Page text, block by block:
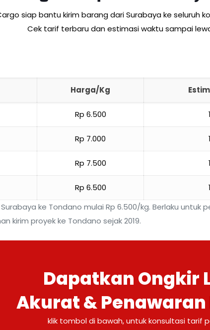
siap bantu kirim barang dari Surabaya ke seluruh
Cek tarif terbaru dan estimasi waktu sampai
ke Tondano mulai Rp 6.500/kg. Berlaku untuk
kirim proyek ke Tondano sejak 2019.
Harga/Kg
Rp 6.500
Rp 7.000
Rp 7.500
Rp 6.500
Dapatkan Ongkir
Akurat & Penawaran
klik tombol di bawah, untuk konsultasi tarif